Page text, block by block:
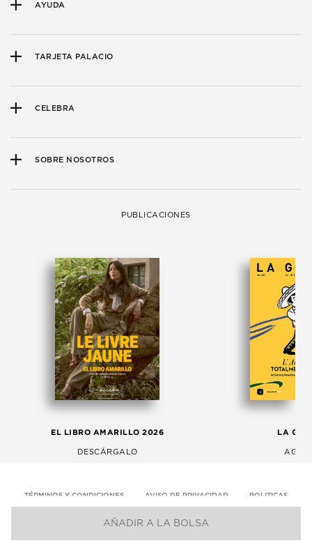
AÑADIR A LA BOLSA
AYUDA
TARJETA PALACIO
CELEBRA
SOBRE NOSOTROS
PUBLICACIONES
EL LIBRO AMARILLO 2026
DESCÁRGALO
LA
TÉRMINOS Y CONDICIONES AVISO DE PRIVACIDAD POLITICAS